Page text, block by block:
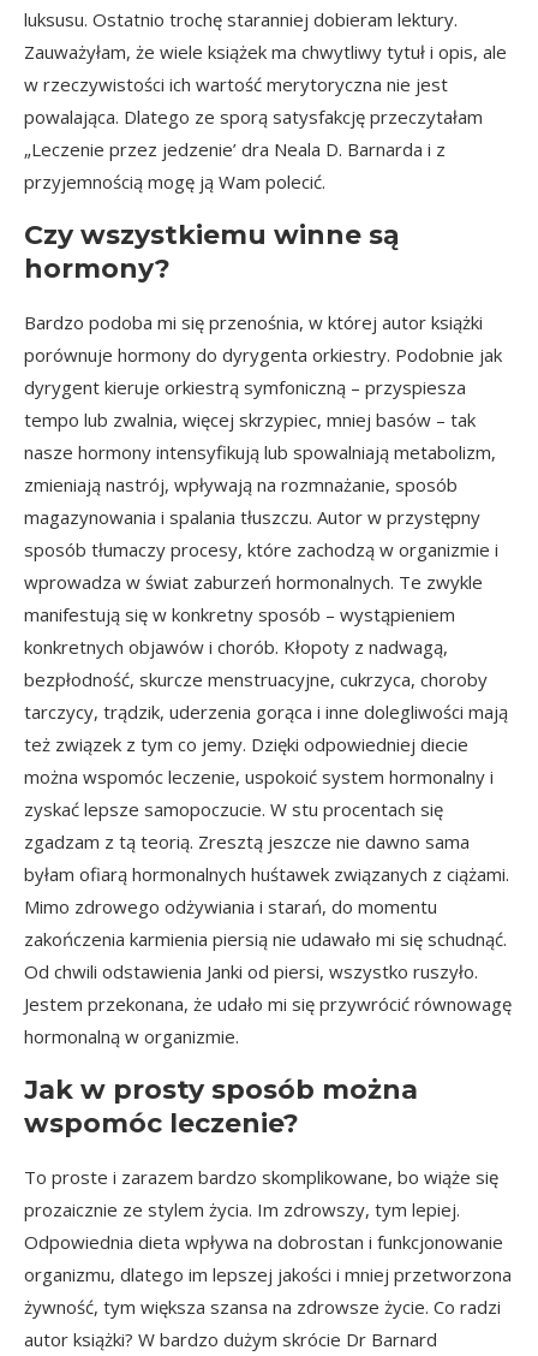
luksusu. Ostatnio trochę staranniej dobieram lektury.
Zauważyłam, że wiele książek ma chwytliwy tytuł i opis, ale
w rzeczywistości ich wartość merytoryczna nie jest
powalająca. Dlatego ze sporą satysfakcję przeczytałam
„Leczenie przez jedzenie’ dra Neala D. Barnarda i z
przyjemnością mogę ją Wam polecić.
Czy wszystkiemu winne są
hormony?
Bardzo podoba mi się przenośnia, w której autor książki
porównuje hormony do dyrygenta orkiestry. Podobnie jak
dyrygent kieruje orkiestrą symfoniczną – przyspiesza
tempo lub zwalnia, więcej skrzypiec, mniej basów – tak
nasze hormony intensyfikują lub spowalniają metabolizm,
zmieniają nastrój, wpływają na rozmnażanie, sposób
magazynowania i spalania tłuszczu. Autor w przystępny
sposób tłumaczy procesy, które zachodzą w organizmie i
wprowadza w świat zaburzeń hormonalnych. Te zwykle
manifestują się w konkretny sposób – wystąpieniem
konkretnych objawów i chorób. Kłopoty z nadwagą,
bezpłodność, skurcze menstruacyjne, cukrzyca, choroby
tarczycy, trądzik, uderzenia gorąca i inne dolegliwości mają
też związek z tym co jemy. Dzięki odpowiedniej diecie
można wspomóc leczenie, uspokoić system hormonalny i
zyskać lepsze samopoczucie. W stu procentach się
zgadzam z tą teorią. Zresztą jeszcze nie dawno sama
byłam ofiarą hormonalnych huśtawek związanych z ciążami.
Mimo zdrowego odżywiania i starań, do momentu
zakończenia karmienia piersią nie udawało mi się schudnąć.
Od chwili odstawienia Janki od piersi, wszystko ruszyło.
Jestem przekonana, że udało mi się przywrócić równowagę
hormonalną w organizmie.
Jak w prosty sposób można
wspomóc leczenie?
To proste i zarazem bardzo skomplikowane, bo wiąże się
prozaicznie ze stylem życia. Im zdrowszy, tym lepiej.
Odpowiednia dieta wpływa na dobrostan i funkcjonowanie
organizmu, dlatego im lepszej jakości i mniej przetworzona
żywność, tym większa szansa na zdrowsze życie. Co radzi
autor książki? W bardzo dużym skrócie Dr Barnard